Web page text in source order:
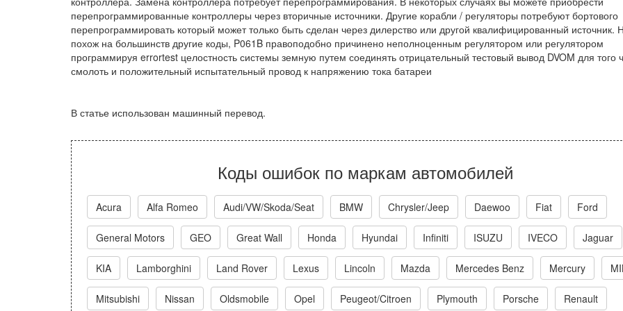
перепрограммированные контроллеры через вторичные источники. Другие корабли / регуляторы потребуют бортового
перепрограммировать который может только быть сделан через дилерство или другой квалифицированный источник.
похож на большинств другие коды, P061B правоподобно причинено неполноценным регулятором или регулятором
программируя errortest целостность системы земную путем соединять отрицательный тестовый вывод DVOM для того
смолоть и положительный испытательный провод к напряжению тока батареи
В статье использован машинный перевод.
Коды ошибок по маркам автомобилей
Acura Alfa Romeo Audi/VW/Skoda/Seat BMW Chrysler/Jeep Daewoo Fiat Ford
General Motors GEO Great Wall Honda Hyundai Infiniti ISUZU IVECO Jaguar
KIA Lamborghini Land Rover Lexus Lincoln Mazda Mercedes Benz Mercury
Mitsubishi Nissan Oldsmobile Opel Peugeot/Citroen Plymouth Porsche Renault